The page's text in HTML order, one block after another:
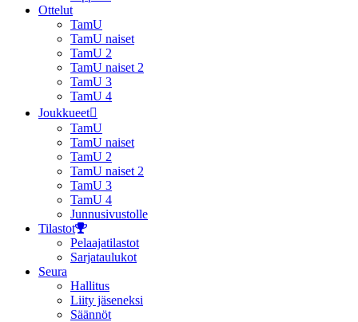
Ottelut
TamU
TamU naiset
TamU 2
TamU naiset 2
TamU 3
TamU 4
Joukkueet
TamU
TamU naiset
TamU 2
TamU naiset 2
TamU 3
TamU 4
Junnusivustolle
Tilastot
Pelaajatilastot
Sarjataulukot
Seura
Hallitus
Liity jäseneksi
Säännöt